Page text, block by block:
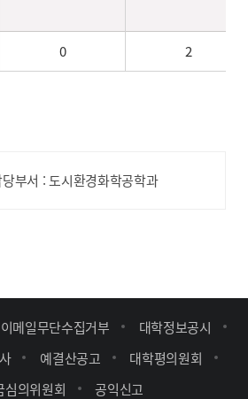
0 2
당부서 : 도시환경화학공학과
이메일무단수집거부
대학정보공시
예결산공고
대학평의원회
심의위원회
공익신고